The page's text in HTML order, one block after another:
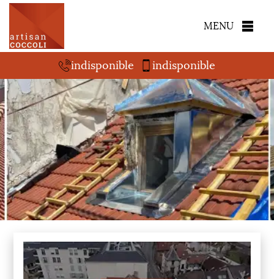
MENU
indisponible indisponible